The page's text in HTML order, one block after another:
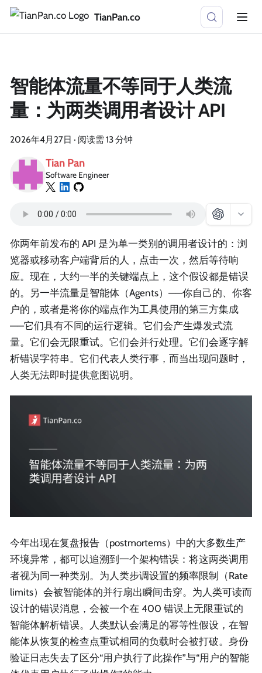
TianPan.co
智能体流量不等同于人类流
量：为两类调用者设计 API
2026年4月27日 · 阅读需 13 分钟
Tian Pan
Software Engineer
你两年前发布的 API 是为单一类别的调用者设计的：浏
览器或移动客户端背后的人，点击一次，然后等待响
应。现在，大约一半的关键端点上，这个假设都是错误
的。另一半流量是智能体（Agents）——你自己的、你客
户的，或者是将你的端点作为工具使用的第三方集成
——它们具有不同的运行逻辑。它们会产生爆发式流
量。它们会无限重试。它们会并行处理。它们会逐字解
析错误字符串。它们代表人类行事，而当出现问题时，
人类无法即时提供意图说明。
今年出现在复盘报告（postmortems）中的大多数生产
环境异常，都可以追溯到一个架构错误：将这两类调用
者视为同一种类别。为人类步调设置的频率限制（Rate
limits）会被智能体的并行扇出瞬间击穿。为人类可读而
设计的错误消息，会被一个在 400 错误上无限重试的
智能体解析错误。人类默认会满足的幂等性假设，在智
能体从恢复的检查点重试相同的负载时会被打破。身份
验证日志失去了区分“用户执行了此操作”与“用户的智能